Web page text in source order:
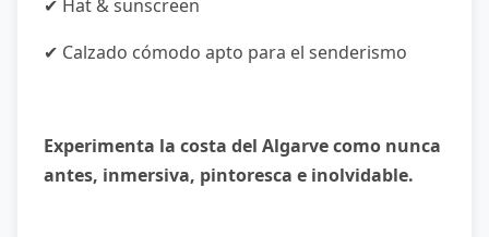
✔ Hat & sunscreen
✔ Calzado cómodo apto para el senderismo
Experimenta la costa del Algarve como nunca
antes, inmersiva, pintoresca e inolvidable.